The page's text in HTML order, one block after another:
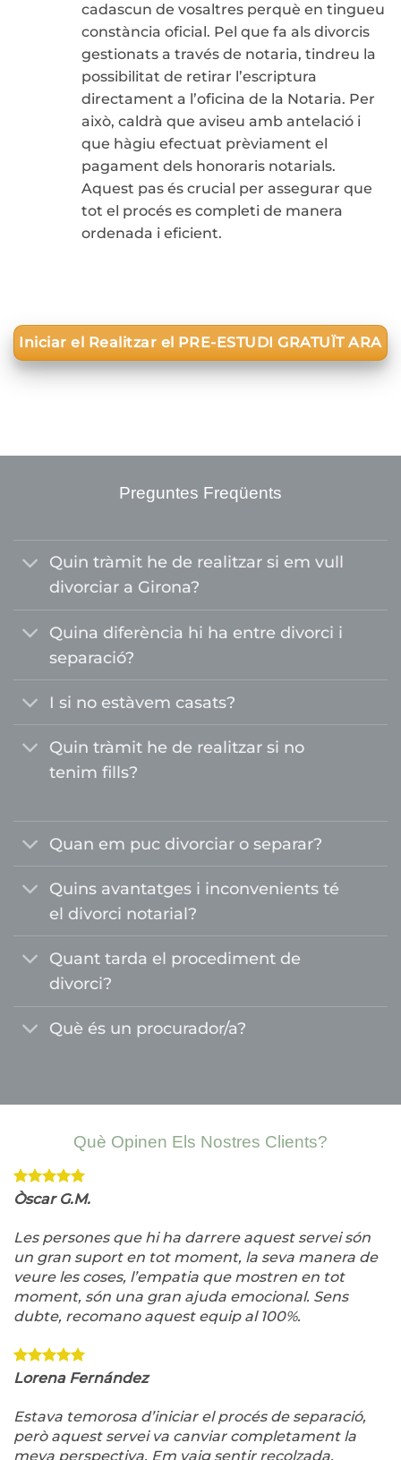
cadascun de vosaltres perquè en tingueu
constància oficial. Pel que fa als divorcis
gestionats a través de notaria, tindreu la
possibilitat de retirar l’escriptura
directament a l’oficina de la Notaria. Per
això, caldrà que aviseu amb antelació i
que hàgiu efectuat prèviament el
pagament dels honoraris notarials.
Aquest pas és crucial per assegurar que
tot el procés es completi de manera
ordenada i eficient.
Iniciar el Realitzar el PRE-ESTUDI GRATUÏT ARA
Preguntes Freqüents
Quin tràmit he de realitzar si em vull
divorciar a Girona?
Quina diferència hi ha entre divorci i
separació?
I si no estàvem casats?
Quin tràmit he de realitzar si no
tenim fills?
Quan em puc divorciar o separar?
Quins avantatges i inconvenients té
el divorci notarial?
Quant tarda el procediment de
divorci?
Què és un procurador/a?
Què Opinen Els Nostres Clients?
Òscar G.M.
Les persones que hi ha darrere aquest servei són
un gran suport en tot moment, la seva manera de
veure les coses, l’empatia que mostren en tot
moment, són una gran ajuda emocional. Sens
dubte, recomano aquest equip al 100%.
Lorena Fernández
Estava temorosa d’iniciar el procés de separació,
però aquest servei va canviar completament la
meva perspectiva. Em vaig sentir recolzada,